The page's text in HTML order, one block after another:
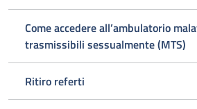
Come accedere all’ambulatorio
trasmissibili sessualmente (MTS)
Ritiro referti